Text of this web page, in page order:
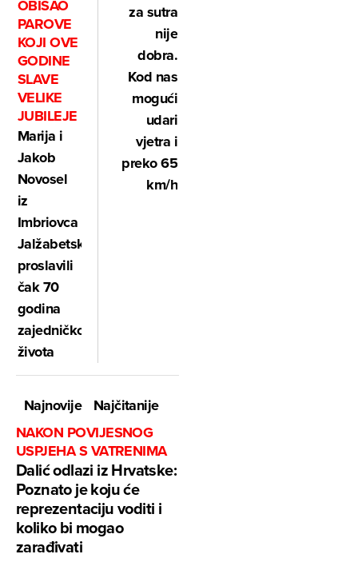
OBIŠAO
PAROVE
KOJI OVE
GODINE
SLAVE
VELIKE
JUBILEJE
Marija i
Jakob
Novosel
iz
Imbriovca
Jalžabetskog
proslavili
čak 70
godina
zajedničkog
života
za sutra
nije
dobra.
Kod nas
mogući
udari
vjetra i
preko 65
km/h
Najnovije
Najčitanije
NAKON POVIJESNOG
USPJEHA S VATRENIMA
Dalić odlazi iz Hrvatske:
Poznato je koju će
reprezentaciju voditi i
koliko bi mogao
zarađivati